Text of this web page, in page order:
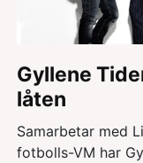
Gyllene
låten
Samarbetar med
fotbolls-VM har